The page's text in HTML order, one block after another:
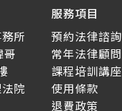
所
院
服務項目
預約法律諮詢
常年法律顧問
課程培訓講座
使用條款
退費政策